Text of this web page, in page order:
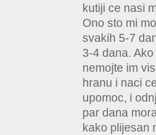
kutiji ce nasi
Ono sto mi
svakih 5-7
3-4 dana.
nemojte im
hranu i naci
upomoc, i
par dana
kako plijesan